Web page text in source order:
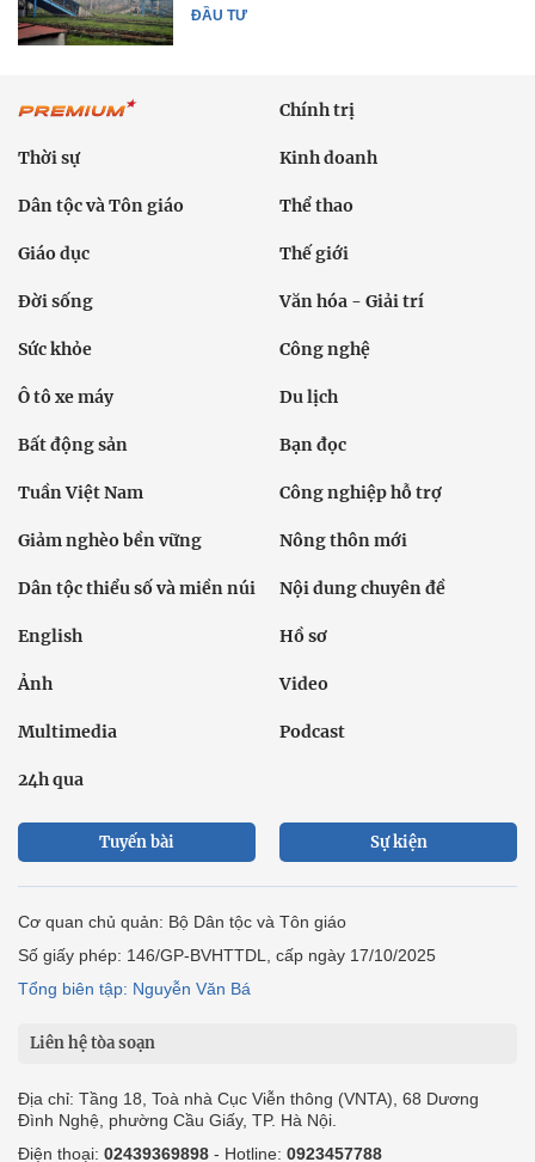
ĐẦU TƯ
Chính trị
Thời sự Kinh doanh
Dân tộc và Tôn giáo Thể thao
Giáo dục Thế giới
Đời sống Văn hóa - Giải trí
Sức khỏe Công nghệ
Ô tô xe máy Du lịch
Bất động sản Bạn đọc
Tuần Việt Nam Công nghiệp hỗ trợ
Giảm nghèo bền vững Nông thôn mới
Dân tộc thiểu số và miền núi Nội dung chuyên đề
English Hồ sơ
Ảnh Video
Multimedia Podcast
24h qua
Tuyến bài Sự kiện
Cơ quan chủ quản: Bộ Dân tộc và Tôn giáo
Số giấy phép: 146/GP-BVHTTDL, cấp ngày 17/10/2025
Tổng biên tập: Nguyễn Văn Bá
Liên hệ tòa soạn
Địa chỉ: Tầng 18, Toà nhà Cục Viễn thông (VNTA), 68 Dương
Đình Nghệ, phường Cầu Giấy, TP. Hà Nội.
Điện thoại: 02439369898 - Hotline: 0923457788